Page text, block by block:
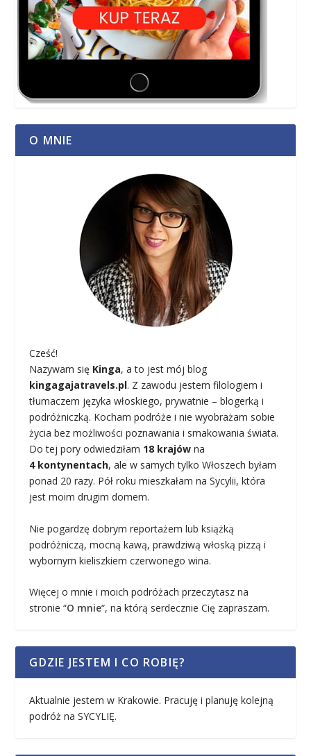
O MNIE
Cześć!
Nazywam się Kinga, a to jest mój blog
kingagajatravels.pl. Z zawodu jestem filologiem i
tłumaczem języka włoskiego, prywatnie – blogerką i
podróżniczką. Kocham podróże i nie wyobrażam sobie
życia bez możliwości poznawania i smakowania świata.
Do tej pory odwiedziłam 18 krajów na
4 kontynentach, ale w samych tylko Włoszech byłam
ponad 20 razy. Pół roku mieszkałam na Sycylii, która
jest moim drugim domem.
Nie pogardzę dobrym reportażem lub książką
podróżniczą, mocną kawą, prawdziwą włoską pizzą i
wybornym kieliszkiem czerwonego wina.
Więcej o mnie i moich podróżach przeczytasz na
stronie “O mnie“, na którą serdecznie Cię zapraszam.
GDZIE JESTEM I CO ROBIĘ?
Aktualnie jestem w Krakowie. Pracuję i planuję kolejną
podróż na SYCYLIĘ.